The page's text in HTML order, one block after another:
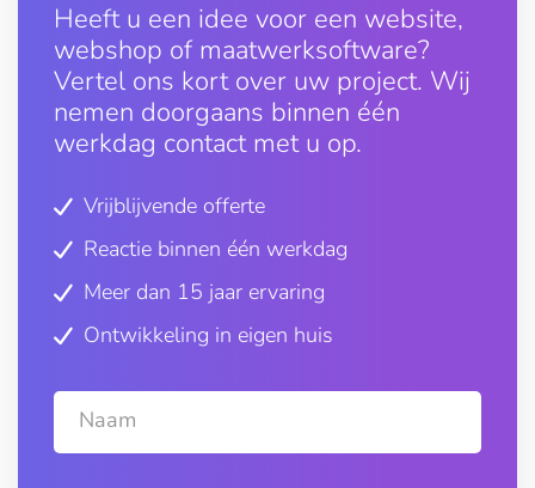
Heeft u een idee voor een website,
webshop of maatwerksoftware?
Vertel ons kort over uw project. Wij
nemen doorgaans binnen één
werkdag contact met u op.
Vrijblijvende offerte
Reactie binnen één werkdag
Meer dan 15 jaar ervaring
Ontwikkeling in eigen huis
Naam